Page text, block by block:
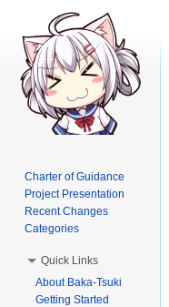
Charter of Guidance
Project Presentation
Recent Changes
Categories
Quick Links
About Baka-Tsuki
Getting Started